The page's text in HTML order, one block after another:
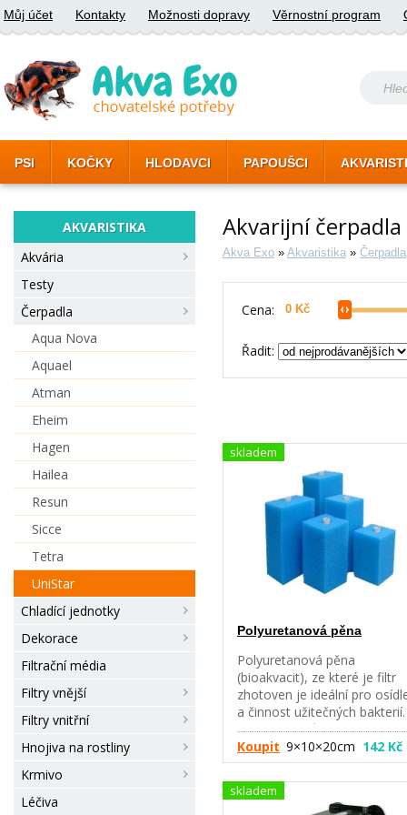
Můj účet Kontakty Možnosti dopravy Věrnostní program
PSI KOČKY HLODAVCI PAPOUŠCI
AKVARISTIKA
Akvária
Testy
Čerpadla
Aqua Nova
Aquael
Atman
Eheim
Hagen
Hailea
Resun
Sicce
Tetra
UniStar
Chladící jednotky
Dekorace
Filtrační média
Filtry vnější
Filtry vnitřní
Hnojiva na rostliny
Krmivo
Léčiva
Akvarijní
Akva Exo » Akvaristika » Čerpadla
Cena:
Řadit:
skladem
Polyuretanová pěna
Polyuretanová pěna
(bioakvacit), ze které je filtr
zhotoven je ideální pro
a činnost užitečných
zásadním způsobem zlepšují
kvalitu akvarijní vody, která
filtrem protéká. Odpadní
odbourávají na živiny, které
přijímají rostliny. Dále
Koupit 9×10×20cm 142 Kč
skladem